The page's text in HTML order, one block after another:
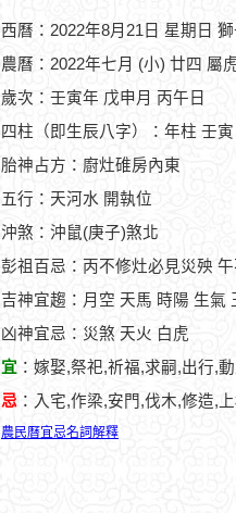
西曆：2022年8月21日 星期日
農曆：2022年七月 (小) 廿四 屬
歲次：壬寅年 戊申月 丙午日
四柱（即生辰八字）：年柱 壬
胎神占方：廚灶碓房內東
五行：天河水 開執位
沖煞：沖鼠(庚子)煞北
彭祖百忌：丙不修灶必見災殃
吉神宜趨：月空 天馬 時陽 生氣
凶神宜忌：災煞 天火 白虎
宜 ：嫁娶,祭祀,祈福,求嗣,出行,
忌 ：入宅,作梁,安門,伐木,修造,
農民曆宜忌名詞解釋